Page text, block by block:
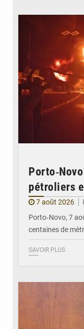
pétroliers
7 août 2026
Porto‑Novo, 7
centaines de
SAVOIR PLUS